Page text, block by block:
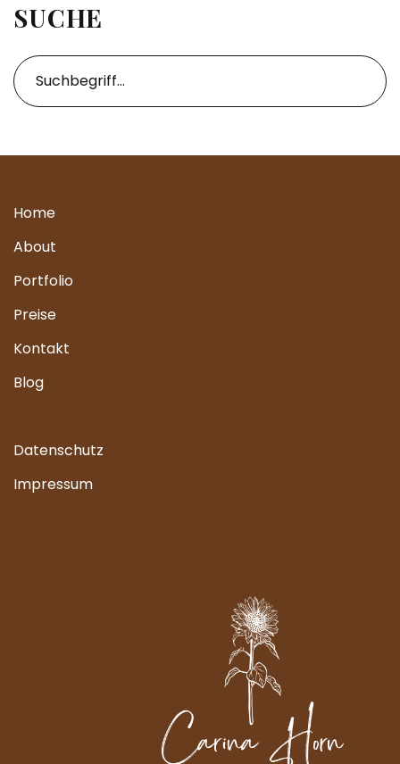
SUCHE
Home
About
Portfolio
Preise
Kontakt
Blog
Datenschutz
Impressum